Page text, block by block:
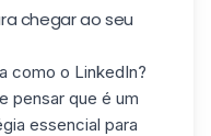
chegar ao seu
como o LinkedIn?
pensar que é um
essencial para